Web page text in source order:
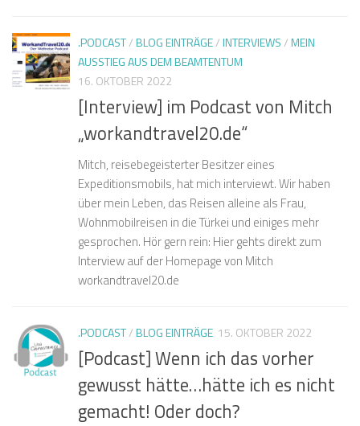
.PODCAST/BLOG EINTRÄGE/INTERVIEWS/MEIN
AUSSTIEG AUS DEM BEAMTENTUM
16. OKTOBER 2022
[Interview] im Podcast von Mitch
„workandtravel20.de“
Mitch, reisebegeisterter Besitzer eines
Expeditionsmobils, hat mich interviewt. Wir haben
über mein Leben, das Reisen alleine als Frau,
Wohnmobilreisen in die Türkei und einiges mehr
gesprochen. Hör gern rein: Hier gehts direkt zum
Interview auf der Homepage von Mitch
workandtravel20.de
.PODCAST/BLOG EINTRÄGE 15. OKTOBER 2022
[Podcast] Wenn ich das vorher
gewusst hätte…hätte ich es nicht
gemacht! Oder doch?